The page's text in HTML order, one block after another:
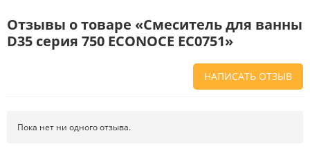
Отзывы о товаре «Смеситель для ванны
D35 серия 750 ECONOCE EC0751»
НАПИСАТЬ ОТЗЫВ
не ошиблись в своем выборе.
Пока нет ни одного отзыва.